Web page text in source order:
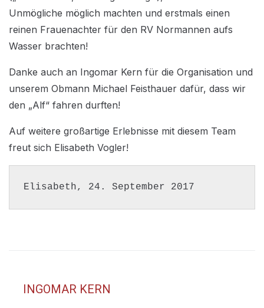
Unmögliche möglich machten und erstmals einen
reinen Frauenachter für den RV Normannen aufs
Wasser brachten!
Danke auch an Ingomar Kern für die Organisation und
unserem Obmann Michael Feisthauer dafür, dass wir
den „Alf“ fahren durften!
Auf weitere großartige Erlebnisse mit diesem Team
freut sich Elisabeth Vogler!
Elisabeth, 24. September 2017
INGOMAR KERN